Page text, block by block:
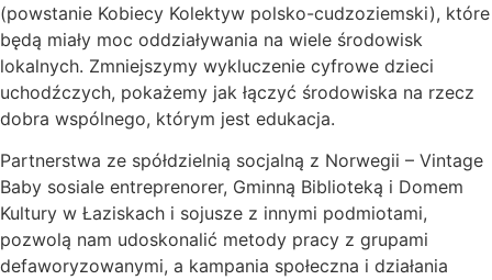
(powstanie Kobiecy Kolektyw polsko-cudzoziemski), które
będą miały moc oddziaływania na wiele środowisk
lokalnych. Zmniejszymy wykluczenie cyfrowe dzieci
uchodźczych, pokażemy jak łączyć środowiska na rzecz
dobra wspólnego, którym jest edukacja.
Partnerstwa ze spółdzielnią socjalną z Norwegii – Vintage
Baby sosiale entreprenorer, Gminną Biblioteką i Domem
Kultury w Łaziskach i sojusze z innymi podmiotami,
pozwolą nam udoskonalić metody pracy z grupami
defaworyzowanymi, a kampania społeczna i działania